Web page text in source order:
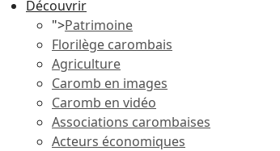
Découvrir
">Patrimoine
Florilège carombais
Agriculture
Caromb en images
Caromb en vidéo
Associations carombaises
Acteurs économiques